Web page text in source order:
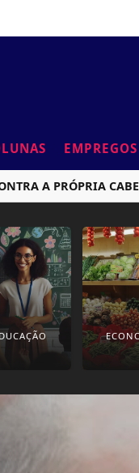
EMPREGOS
PRÓPRIA CABEÇA